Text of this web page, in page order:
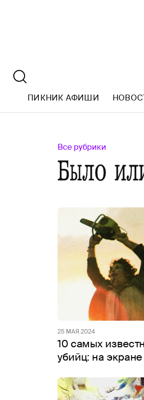
ПИКНИК АФИШИ
Все рубрики
Было
25 МАЯ 2024
10 самых
убийц: на